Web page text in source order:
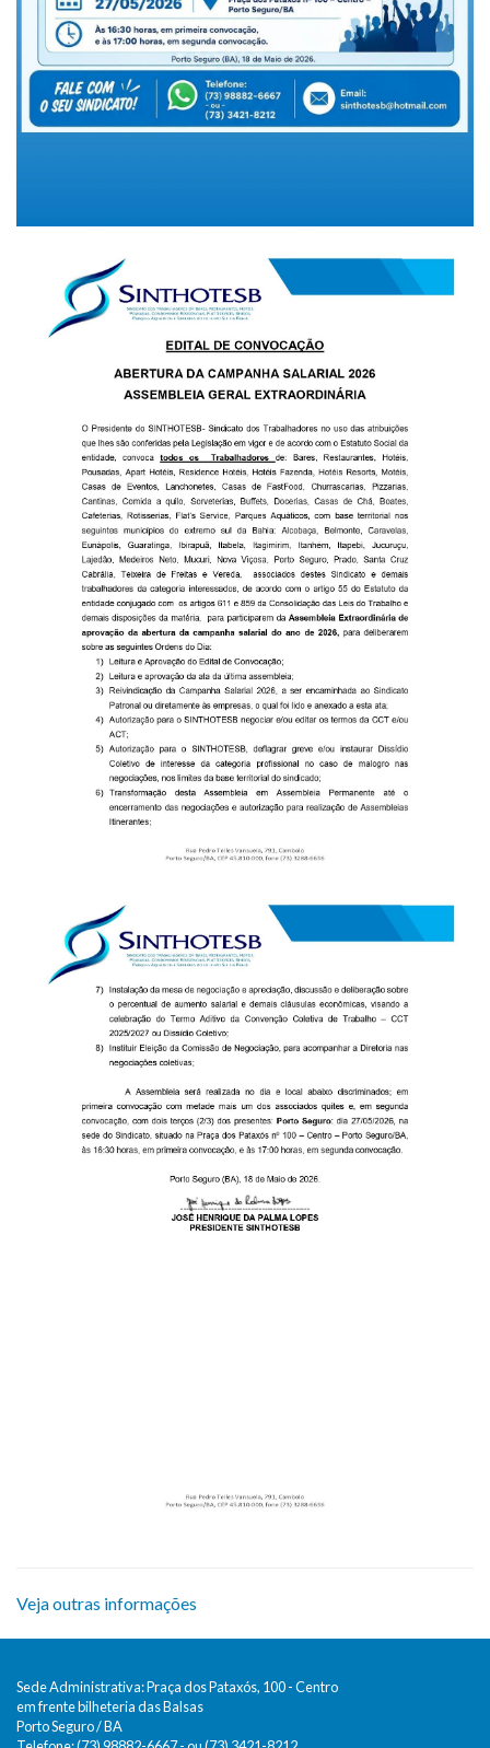
Veja outras informações
Sede Administrativa: Praça dos Pataxós, 100 - Centro
em frente bilheteria das Balsas
Porto Seguro / BA